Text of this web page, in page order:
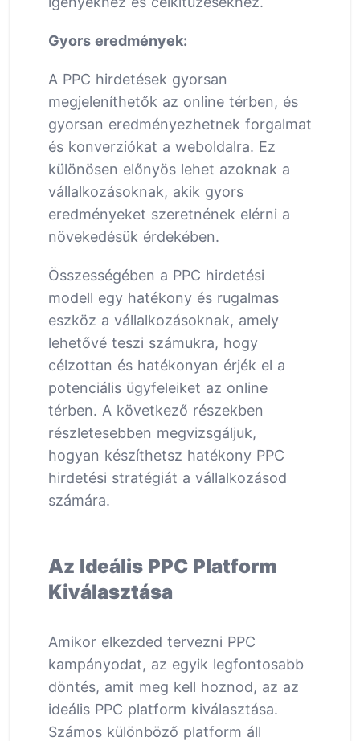
Gyors eredmények:
A PPC hirdetések gyorsan
megjeleníthetők az online térben, és
gyorsan eredményezhetnek forgalmat
és konverziókat a weboldalra. Ez
különösen előnyös lehet azoknak a
vállalkozásoknak, akik gyors
eredményeket szeretnének elérni a
növekedésük érdekében.
Összességében a PPC hirdetési
modell egy hatékony és rugalmas
eszköz a vállalkozásoknak, amely
lehetővé teszi számukra, hogy
célzottan és hatékonyan érjék el a
potenciális ügyfeleiket az online
térben. A következő részekben
részletesebben megvizsgáljuk,
hogyan készíthetsz hatékony PPC
hirdetési stratégiát a vállalkozásod
számára.
Az Ideális PPC Platform
Kiválasztása
Amikor elkezded tervezni PPC
kampányodat, az egyik legfontosabb
döntés, amit meg kell hoznod, az az
ideális PPC platform kiválasztása.
Számos különböző platform áll